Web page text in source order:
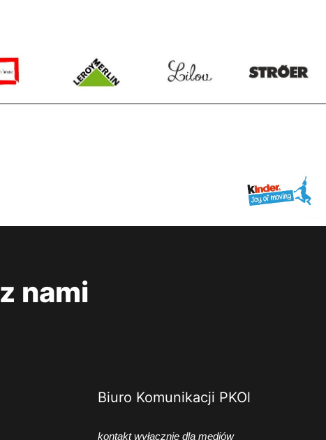
z nami
Biuro Komunikacji PKOl
kontakt wyłącznie dla mediów